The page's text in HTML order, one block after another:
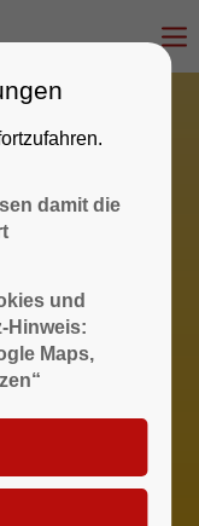
damit die
und
Hinweis:
Maps,